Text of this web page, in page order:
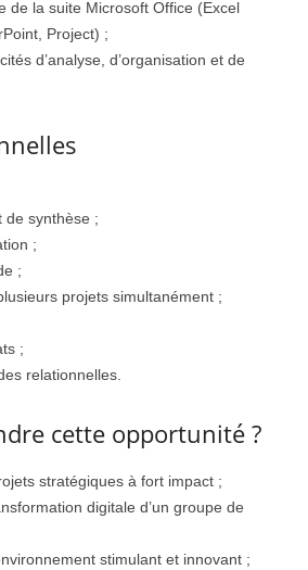
de la suite Microsoft Office (Excel
Project) ;
d’analyse, d’organisation et de
de synthèse ;
;
;
projets simultanément ;
;
relationnelles.
cette opportunité ?
stratégiques à fort impact ;
digitale d’un groupe de
stimulant et innovant ;